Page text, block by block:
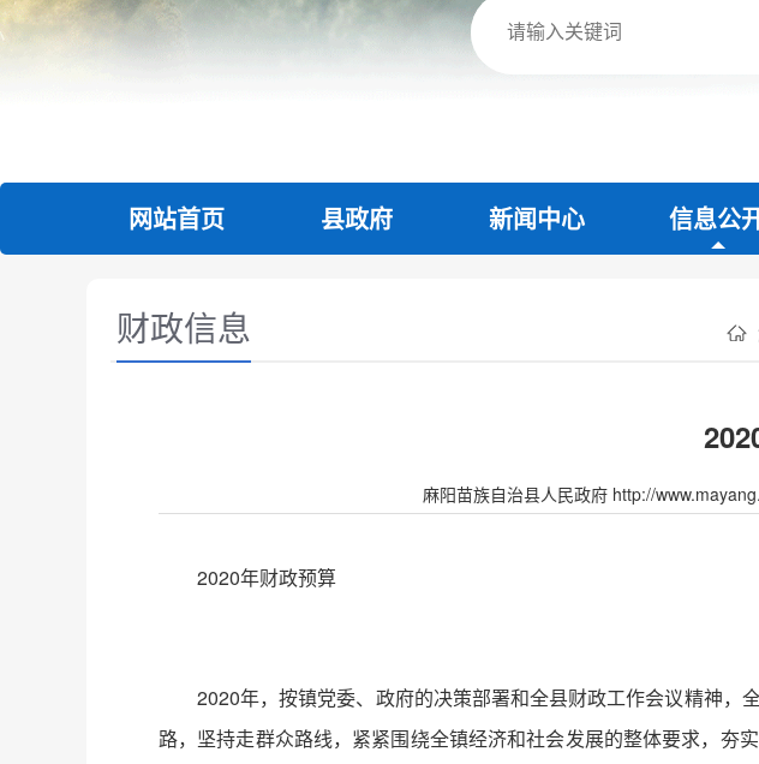
网站首页 县政府 新闻中心 信息公
财政信息
麻阳苗族自治县人民政府 http://
2020年财政预算
2020年，按镇党委、政府的决策部署和全县财政工作会议精神，
路，坚持走群众路线，紧紧围绕全镇经济和社会发展的整体要求，夯